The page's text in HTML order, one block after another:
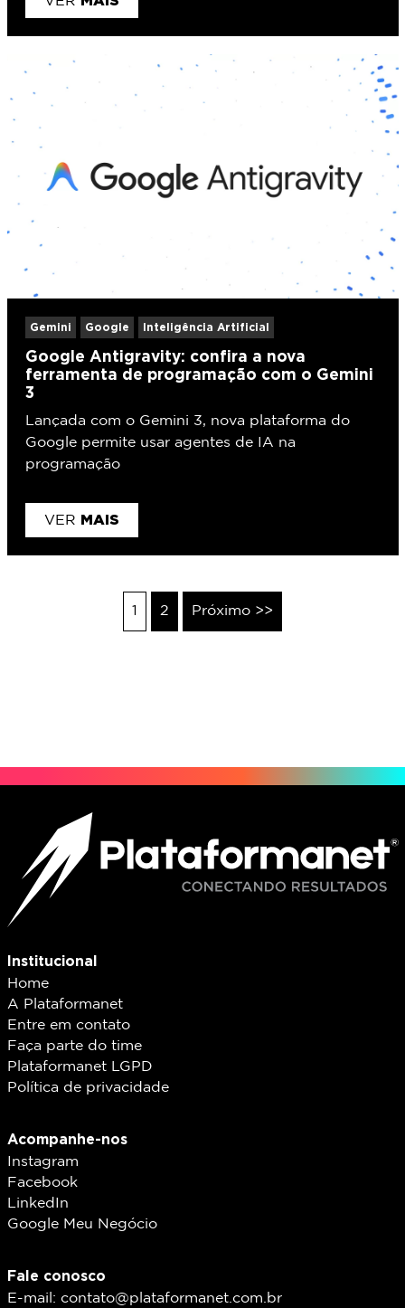
Gemini Google Inteligência Artificial
Google Antigravity: confira a nova
ferramenta de programação com o Gemini
3
Lançada com o Gemini 3, nova plataforma do
Google permite usar agentes de IA na
programação
VER MAIS
1 2 Próximo >>
Institucional
Home
A Plataformanet
Entre em contato
Faça parte do time
Plataformanet LGPD
Política de privacidade
Acompanhe-nos
Instagram
Facebook
LinkedIn
Google Meu Negócio
Fale conosco
E-mail: contato@plataformanet.com.br